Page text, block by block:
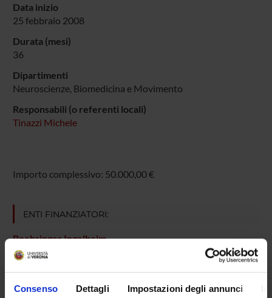
Consenso Dettagli Impostazioni degli annunci
Data inizio
25 febbraio 2008
Durata (mesi)
36
Dipartimenti
Neuroscienze, Biomedicina e Movimento
Responsabili (o referenti locali)
Tinazzi Michele
Importo complessivo: 50.000,00 €
ENTI FINANZIATORI:
Boehringer Ingelheim
Finanziamento:
assegnato e gestito dal Dipartimento